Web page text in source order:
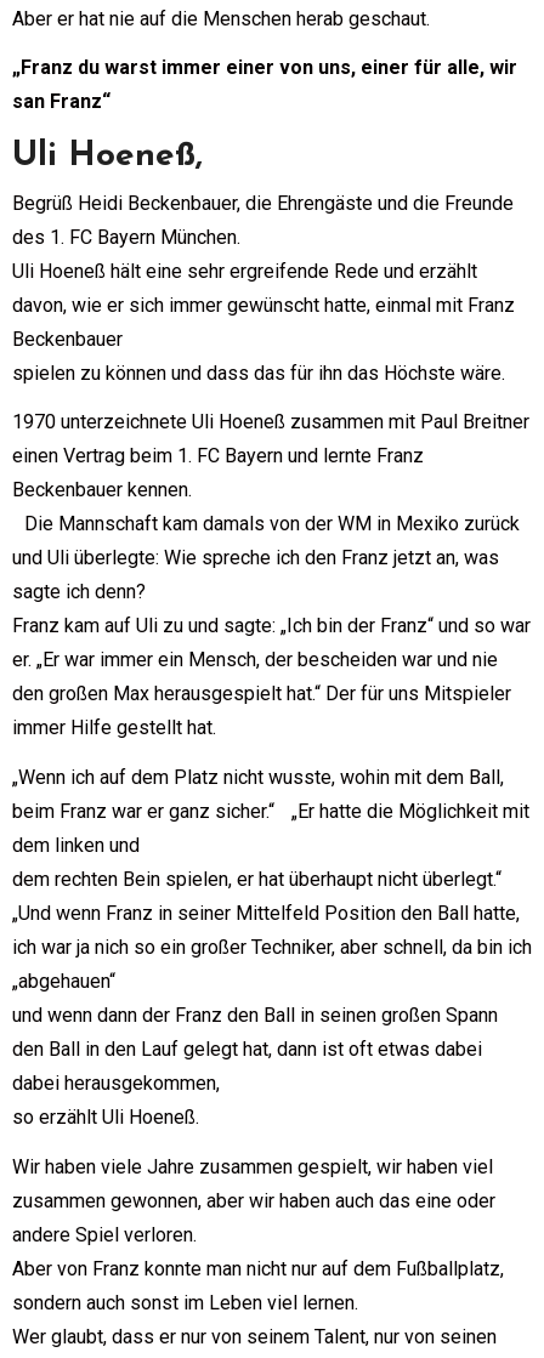
Aber er hat nie auf die Menschen herab geschaut.
„Franz du warst immer einer von uns, einer für alle, wir
san Franz“
Uli Hoeneß,
Begrüß Heidi Beckenbauer, die Ehrengäste und die Freunde
des 1. FC Bayern München.
Uli Hoeneß hält eine sehr ergreifende Rede und erzählt
davon, wie er sich immer gewünscht hatte, einmal mit Franz
Beckenbauer
spielen zu können und dass das für ihn das Höchste wäre.
1970 unterzeichnete Uli Hoeneß zusammen mit Paul Breitner
einen Vertrag beim 1. FC Bayern und lernte Franz
Beckenbauer kennen.
Die Mannschaft kam damals von der WM in Mexiko zurück
und Uli überlegte: Wie spreche ich den Franz jetzt an, was
sagte ich denn?
Franz kam auf Uli zu und sagte: „Ich bin der Franz“ und so war
er. „Er war immer ein Mensch, der bescheiden war und nie
den großen Max herausgespielt hat.“ Der für uns Mitspieler
immer Hilfe gestellt hat.
„Wenn ich auf dem Platz nicht wusste, wohin mit dem Ball,
beim Franz war er ganz sicher.“ „Er hatte die Möglichkeit mit
dem linken und
dem rechten Bein spielen, er hat überhaupt nicht überlegt.“
„Und wenn Franz in seiner Mittelfeld Position den Ball hatte,
ich war ja nich so ein großer Techniker, aber schnell, da bin ich
„abgehauen“
und wenn dann der Franz den Ball in seinen großen Spann
den Ball in den Lauf gelegt hat, dann ist oft etwas dabei
dabei herausgekommen,
so erzählt Uli Hoeneß.
Wir haben viele Jahre zusammen gespielt, wir haben viel
zusammen gewonnen, aber wir haben auch das eine oder
andere Spiel verloren.
Aber von Franz konnte man nicht nur auf dem Fußballplatz,
sondern auch sonst im Leben viel lernen.
Wer glaubt, dass er nur von seinem Talent, nur von seinen